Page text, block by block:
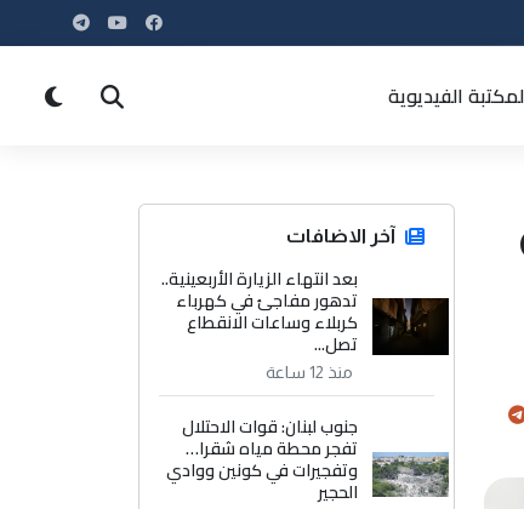
الفيديوية
آخر الاضافات
بعد انتهاء الزيارة الأربعينية..
تدهور مفاجئ في كهرباء
كربلاء وساعات الانقطاع
تصل...
منذ 12 ساعة
جنوب لبنان: قوات الاحتلال
تفجر محطة مياه شقرا…
وتفجيرات في كونين ووادي
الحجير